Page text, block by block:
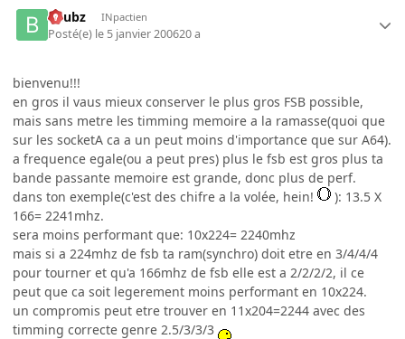
beubz INpactien
Posté(e) le 5 janvier 200620 a
bienvenu!!!
en gros il vaus mieux conserver le plus gros FSB possible,
mais sans metre les timming memoire a la ramasse(quoi que
sur les socketA ca a un peut moins d'importance que sur A64).
a frequence egale(ou a peut pres) plus le fsb est gros plus ta
bande passante memoire est grande, donc plus de perf.
dans ton exemple(c'est des chifre a la volée, hein!
): 13.5 X
166= 2241mhz.
sera moins performant que: 10x224= 2240mhz
mais si a 224mhz de fsb ta ram(synchro) doit etre en 3/4/4/4
pour tourner et qu'a 166mhz de fsb elle est a 2/2/2/2, il ce
peut que ca soit legerement moins performant en 10x224.
un compromis peut etre trouver en 11x204=2244 avec des
timming correcte genre 2.5/3/3/3